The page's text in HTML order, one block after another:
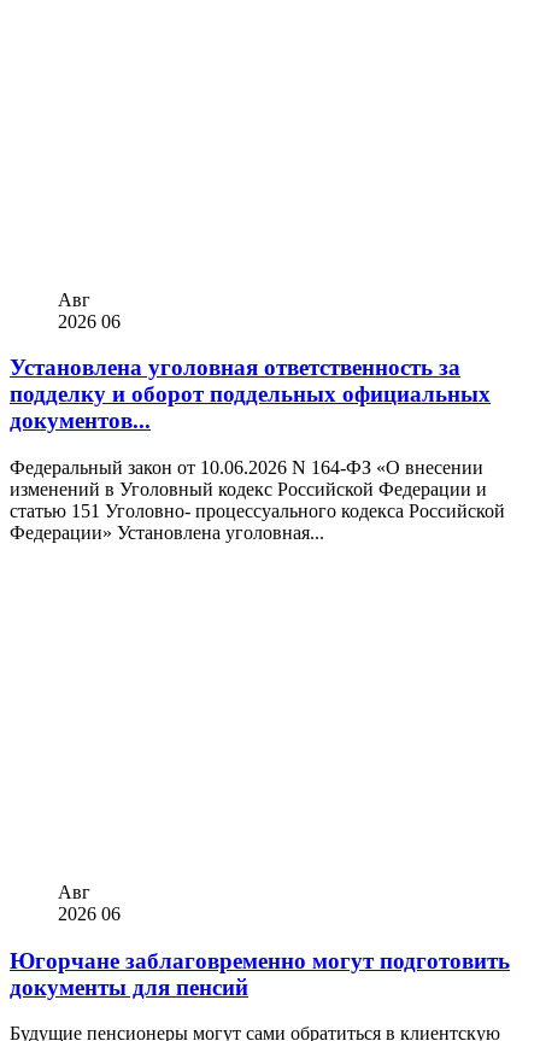
Авг
2026 06
Установлена уголовная ответственность за
подделку и оборот поддельных официальных
документов...
Федеральный закон от 10.06.2026 N 164-ФЗ «О внесении
изменений в Уголовный кодекс Российской Федерации и
статью 151 Уголовно- процессуального кодекса Российской
Федерации» Установлена уголовная...
Авг
2026 06
Югорчане заблаговременно могут подготовить
документы для пенсий
Будущие пенсионеры могут сами обратиться в клиентскую